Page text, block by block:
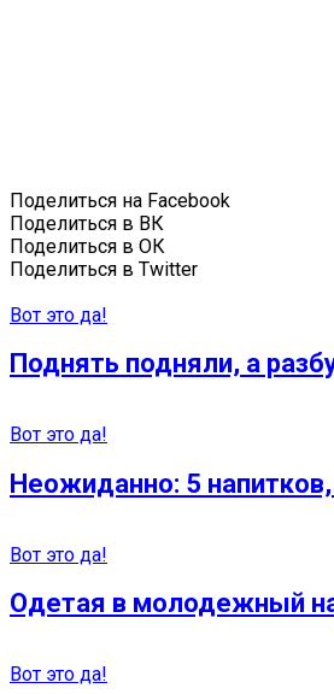
Поделиться на Facebook
Поделиться в ВК
Поделиться в ОК
Поделиться в Twitter
Вот это да!
Поднять подняли, а
Вот это да!
Неожиданно: 5
Вот это да!
Одетая в молодежный
Вот это да!